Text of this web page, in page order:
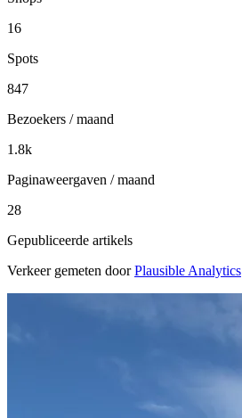
16
Spots
847
Bezoekers / maand
1.8k
Paginaweergaven / maand
28
Gepubliceerde artikels
Verkeer gemeten doorPlausible Analytics